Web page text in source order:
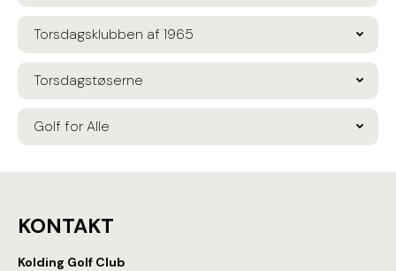
Torsdagsklubben af 1965
Torsdagstøserne
Golf for Alle
KONTAKT
Kolding Golf Club